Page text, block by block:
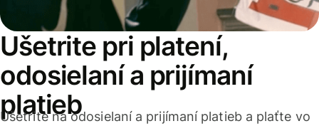
Ušetrite pri platení,
odosielaní a prijímaní
platieb
Ušetrite na odosielaní a prijímaní platieb a plaťte vo